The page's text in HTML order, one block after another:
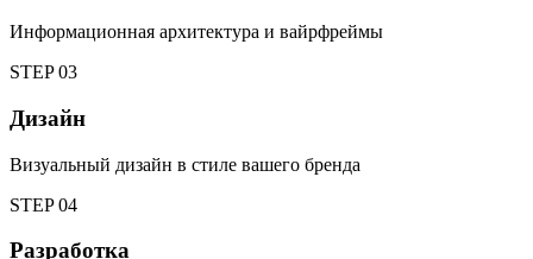
Информационная архитектура и вайрфреймы
STEP03
Дизайн
Визуальный дизайн в стиле вашего бренда
STEP04
Разработка